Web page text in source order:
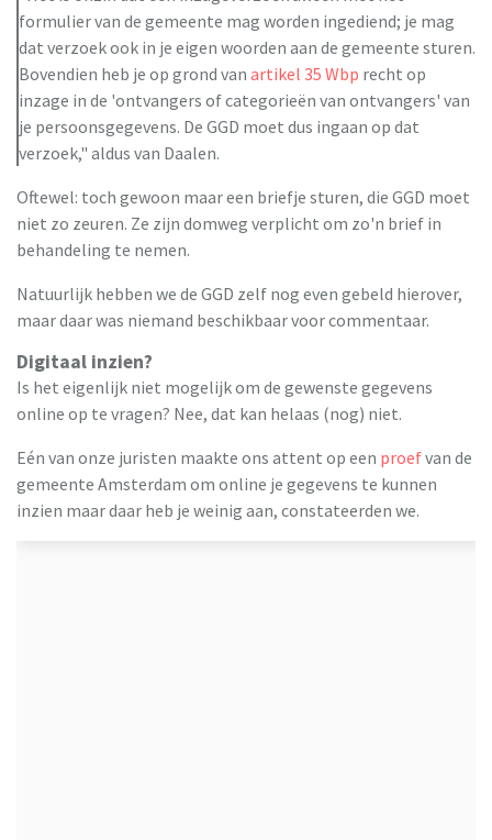
formulier van de gemeente mag worden ingediend; je mag
dat verzoek ook in je eigen woorden aan de gemeente sturen.
Bovendien heb je op grond van artikel 35 Wbp recht op
inzage in de 'ontvangers of categorieën van ontvangers' van
je persoonsgegevens. De GGD moet dus ingaan op dat
verzoek," aldus van Daalen.
Oftewel: toch gewoon maar een briefje sturen, die GGD moet
niet zo zeuren. Ze zijn domweg verplicht om zo'n brief in
behandeling te nemen.
Natuurlijk hebben we de GGD zelf nog even gebeld hierover,
maar daar was niemand beschikbaar voor commentaar.
Digitaal inzien?
Is het eigenlijk niet mogelijk om de gewenste gegevens
online op te vragen? Nee, dat kan helaas (nog) niet.
Eén van onze juristen maakte ons attent op een proefvan de
gemeente Amsterdam om online je gegevens te kunnen
inzien maar daar heb je weinig aan, constateerden we.